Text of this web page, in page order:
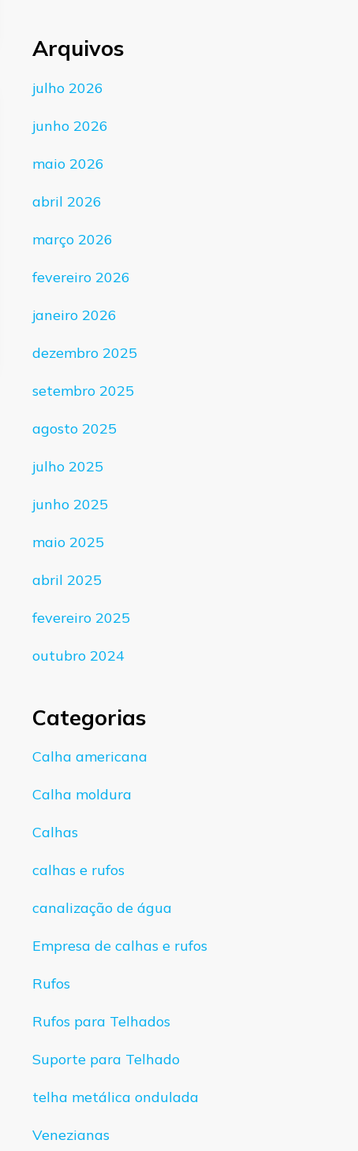
Arquivos
julho 2026
junho 2026
maio 2026
abril 2026
março 2026
fevereiro 2026
janeiro 2026
dezembro 2025
setembro 2025
agosto 2025
julho 2025
junho 2025
maio 2025
abril 2025
fevereiro 2025
outubro 2024
Categorias
Calha americana
Calha moldura
Calhas
calhas e rufos
canalização de água
Empresa de calhas e rufos
Rufos
Rufos para Telhados
Suporte para Telhado
telha metálica ondulada
Venezianas